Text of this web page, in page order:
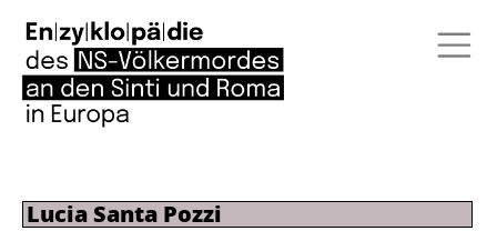
Lucia Santa Pozzi